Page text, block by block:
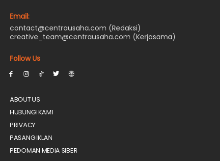
Email:
contact@centrausaha.com (Redaksi)
creative_team@centrausaha.com (Kerjasama)
Follow Us
ABOUT US
HUBUNGI KAMI
PRIVACY
PASANG IKLAN
PEDOMAN MEDIA SIBER